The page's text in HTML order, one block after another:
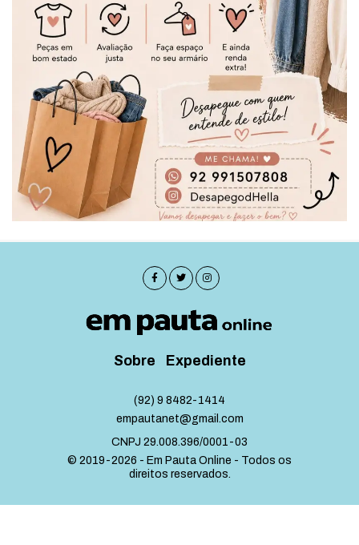
Sobre Expediente
(92) 9 8482-1414
empautanet@gmail.com
CNPJ 29.008.396/0001-03
© 2019-2026 - Em Pauta Online - Todos os
direitos reservados.